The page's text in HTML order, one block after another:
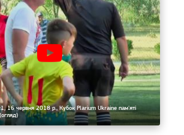
16 червня 2018 р., Кубок Plarium Ukraine пам'яті